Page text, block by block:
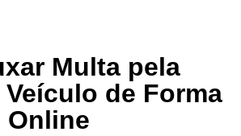
Multa pela
de Forma
Online